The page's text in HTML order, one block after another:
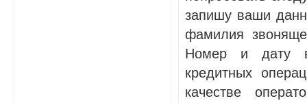
запишу ваши
фамилия
Номер и дату
кредитных
качестве